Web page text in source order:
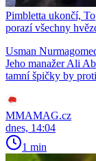
Pimbletta ukončí,
porazí všechny
Usman
Jeho manažer Ali
tamní špičky by
MMAMAG.cz
dnes, 14:04
1 min